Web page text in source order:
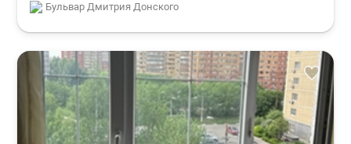
Бульвар Дмитрия Донского